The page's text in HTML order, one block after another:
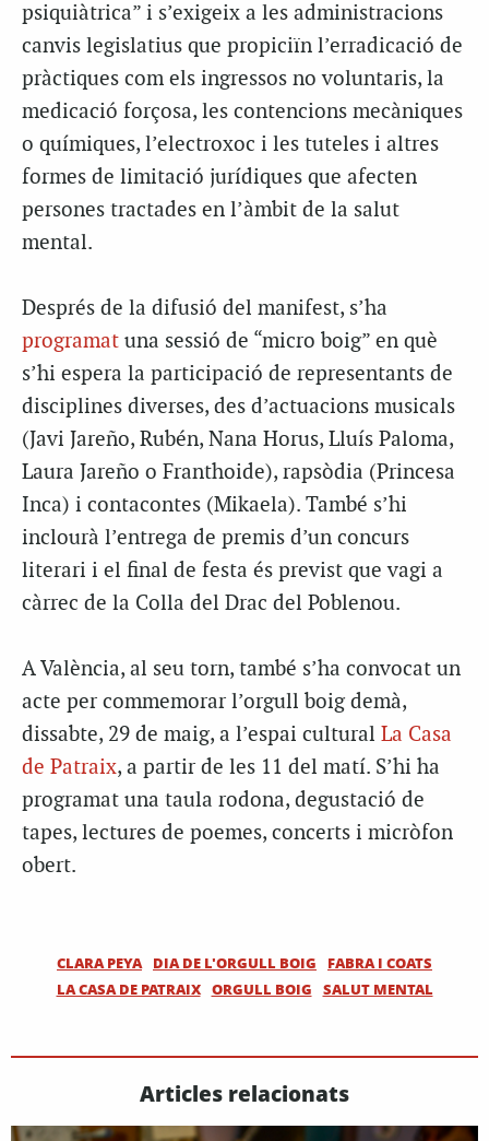
psiquiàtrica” i s’exigeix a les administracions
canvis legislatius que propiciïn l’erradicació de
pràctiques com els ingressos no voluntaris, la
medicació forçosa, les contencions mecàniques
o químiques, l’electroxoc i les tuteles i altres
formes de limitació jurídiques que afecten
persones tractades en l’àmbit de la salut
mental.
Després de la difusió del manifest, s’ha
programat una sessió de “micro boig” en què
s’hi espera la participació de representants de
disciplines diverses, des d’actuacions musicals
(Javi Jareño, Rubén, Nana Horus, Lluís Paloma,
Laura Jareño o Franthoide), rapsòdia (Princesa
Inca) i contacontes (Mikaela). També s’hi
inclourà l’entrega de premis d’un concurs
literari i el final de festa és previst que vagi a
càrrec de la Colla del Drac del Poblenou.
A València, al seu torn, també s’ha convocat un
acte per commemorar l’orgull boig demà,
dissabte, 29 de maig, a l’espai cultural La Casa
de Patraix, a partir de les 11 del matí. S’hi ha
programat una taula rodona, degustació de
tapes, lectures de poemes, concerts i micròfon
obert.
CLARA PEYA DIA DE L'ORGULL BOIG
FABRA I COATS
LA CASA DE PATRAIX ORGULL BOIG SALUT MENTAL
Articles relacionats